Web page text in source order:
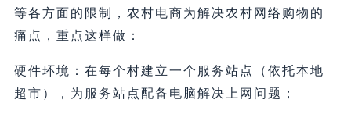
等各方面的限制，农村电商为解决农村网络购物的
痛点，重点这样做：
硬件环境：在每个村建立一个服务站点（依托本地
超市），为服务站点配备电脑解决上网问题；